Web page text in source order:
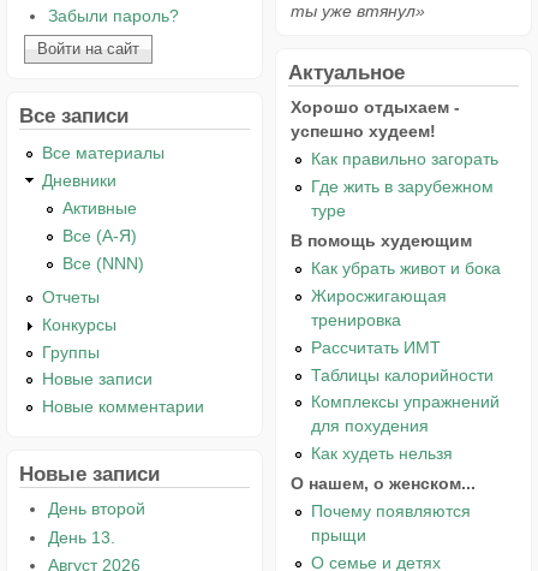
Забыли пароль?
Все записи
Все материалы
Дневники
Активные
Все (А-Я)
Все (NNN)
Отчеты
Конкурсы
Группы
Новые записи
Новые комментарии
Новые записи
День второй
День 13.
Август 2026
ты уже втянул»
Актуальное
Хорошо отдыхаем -
успешно худеем!
Как правильно загорать
Где жить в зарубежном
туре
В помощь худеющим
Как убрать живот и бока
Жиросжигающая
тренировка
Рассчитать ИМТ
Таблицы калорийности
Комплексы упражнений
для похудения
Как худеть нельзя
О нашем, о женском...
Почему появляются
прыщи
О семье и детях